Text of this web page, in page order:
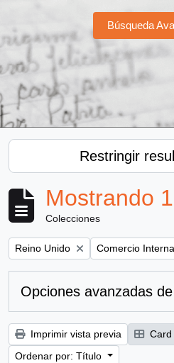
Búsqueda
Restringir
Mostrando
Colecciones
Remove filter:
Reino Unido Remove filter:
Comercio
Opciones avanzadas
Imprimir vista previa Card
Ordenar por: Título